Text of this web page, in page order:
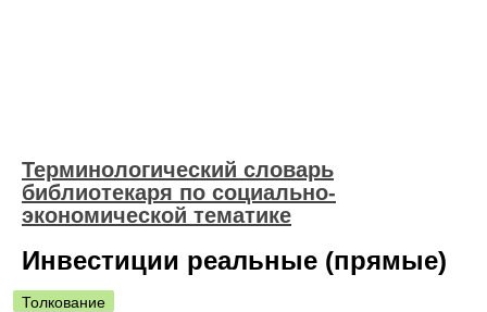
Терминологический словарь
библиотекаря по социально-
экономической тематике
Инвестиции реальные (прямые)
Толкование